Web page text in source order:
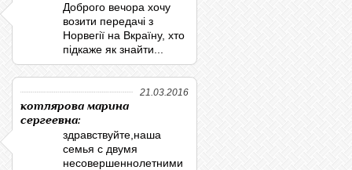
Доброго вечора хочу
возити передачі з
Норвегії на Вкраїну, хто
підкаже як знайти...
21.03.2016
котлярова марина
сергеевна:
здравствуйте,наша
семья с двумя
несовершеннолетними